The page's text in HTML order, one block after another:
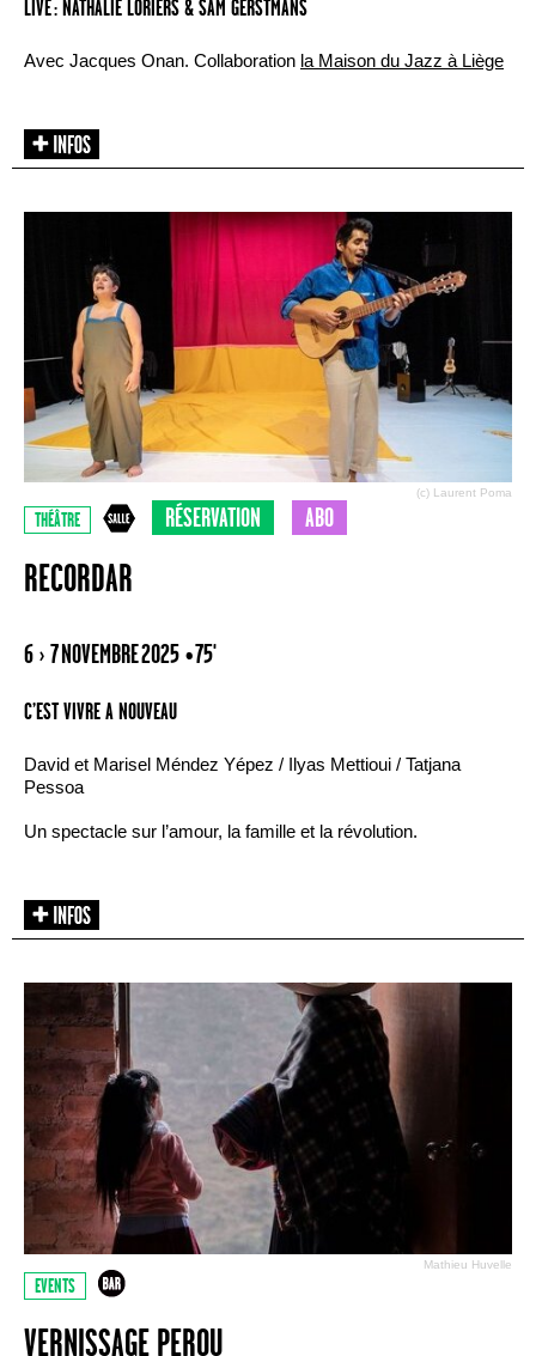
LIVE : NATHALIE LORIERS & SAM GERSTMANS
Avec Jacques Onan. Collaboration la Maison du Jazz à Liège
(c) Laurent Poma
THÉÂTRE RÉSERVATION ABO
RECORDAR
6 › 7 NOVEMBRE 2025 • 75'
C’EST VIVRE A NOUVEAU
David et Marisel Méndez Yépez / Ilyas Mettioui / Tatjana
Pessoa
Un spectacle sur l’amour, la famille et la révolution.
Mathieu Huvelle
EVENTS
VERNISSAGE PEROU